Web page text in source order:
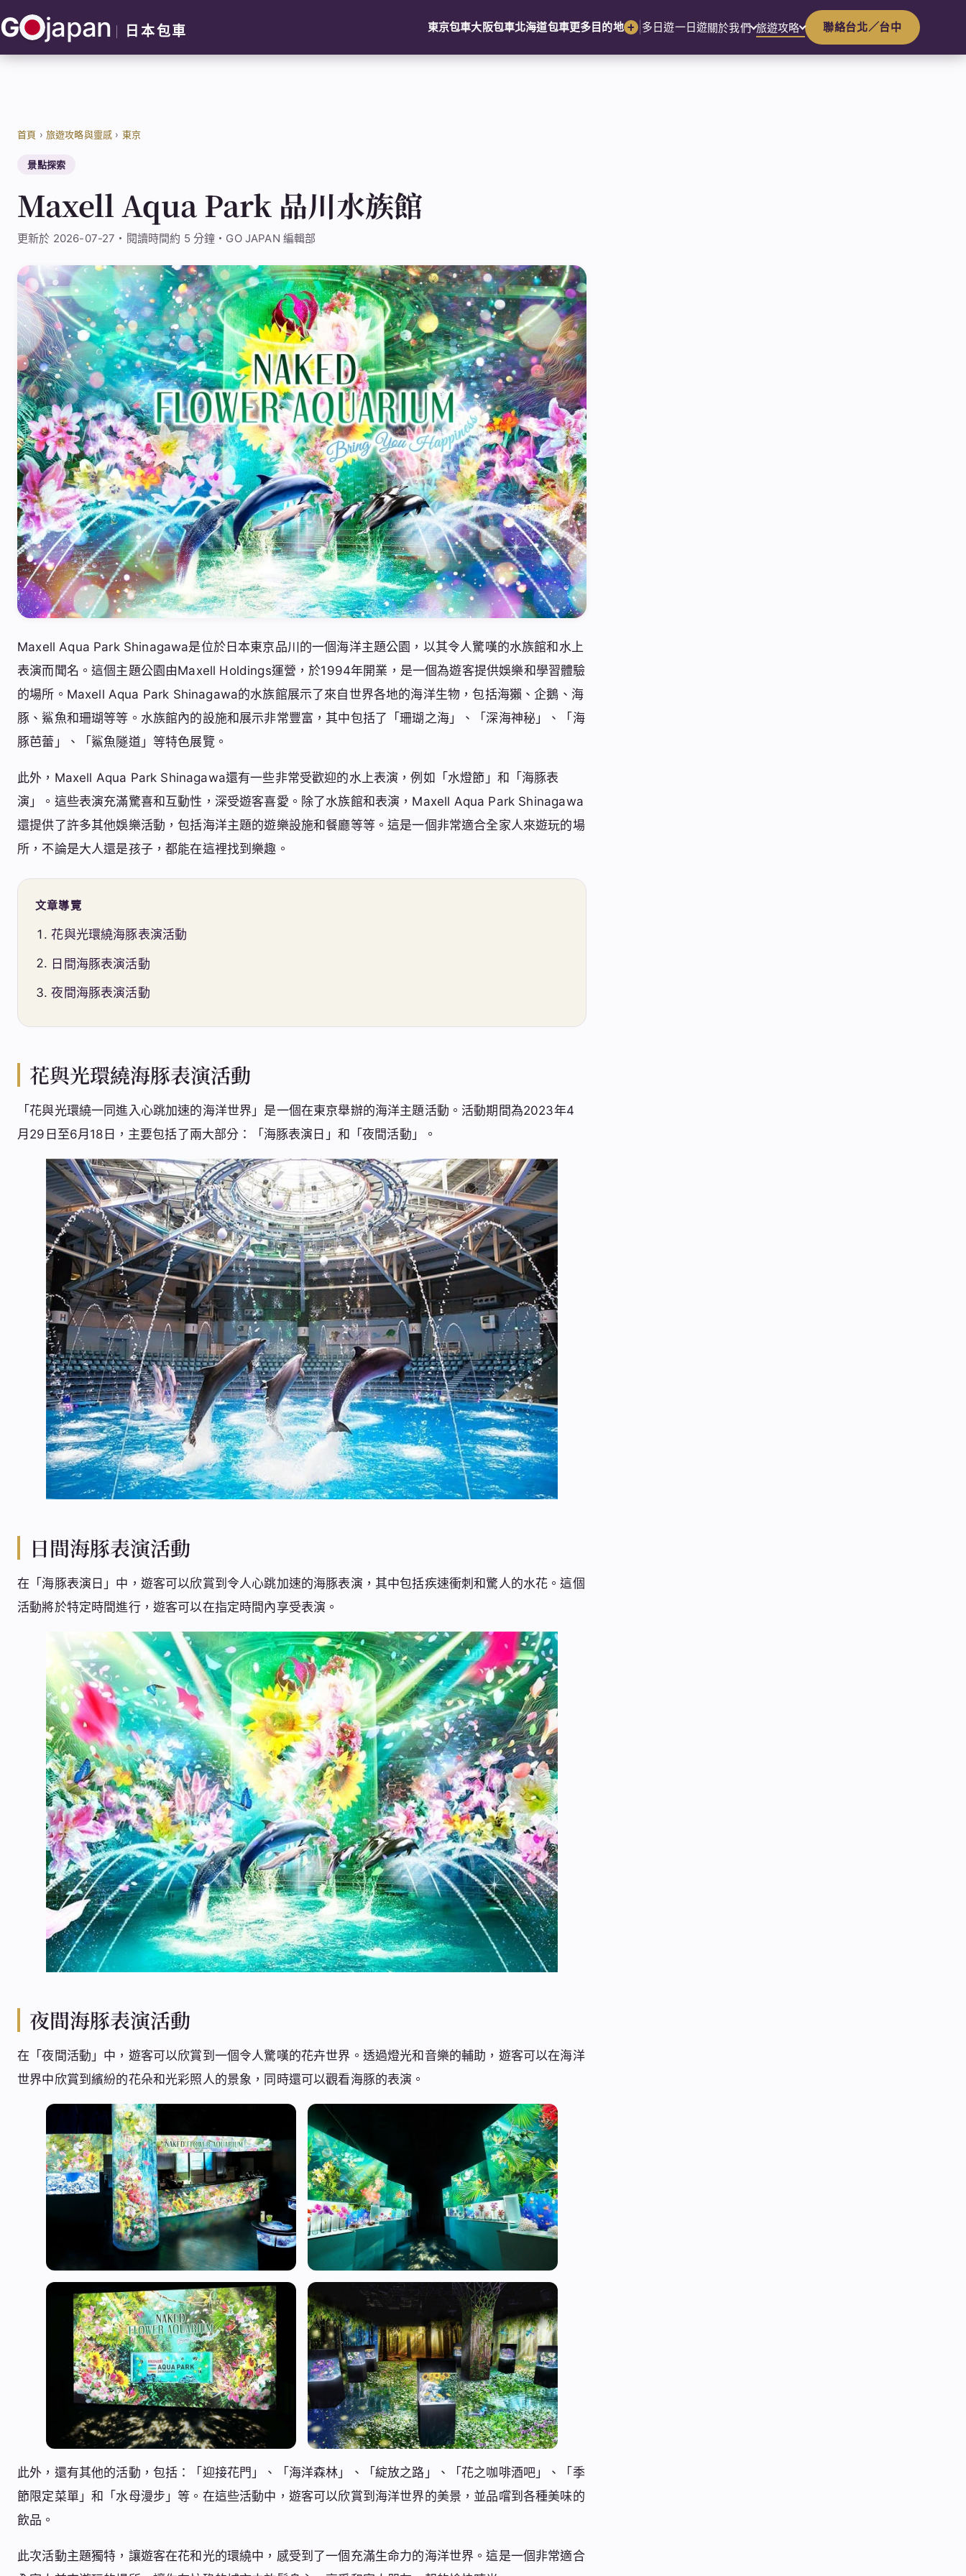
至
主
G japan 日本包車 東京包車大阪包車北海道包車更多目的地 | 多日遊一日遊關於我們 旅遊攻略 聯絡台北／台中
首頁 › 旅遊攻略與靈感 › 東京
景點探索
Maxell Aqua Park 品川水族館
更新於 2026-07-27・閱讀時間約 5 分鐘・GO JAPAN 編輯部
Maxell Aqua Park Shinagawa是位於日本東京品川的一個海洋主題公園，以其令人驚嘆的水族館和水上
表演而聞名。這個主題公園由Maxell Holdings運營，於1994年開業，是一個為遊客提供娛樂和學習體驗
的場所。Maxell Aqua Park Shinagawa的水族館展示了來自世界各地的海洋生物，包括海獺、企鵝、海
豚、鯊魚和珊瑚等等。水族館內的設施和展示非常豐富，其中包括了「珊瑚之海」、「深海神秘」、「海
豚芭蕾」、「鯊魚隧道」等特色展覽。
此外，Maxell Aqua Park Shinagawa還有一些非常受歡迎的水上表演，例如「水燈節」和「海豚表
演」。這些表演充滿驚喜和互動性，深受遊客喜愛。除了水族館和表演，Maxell Aqua Park Shinagawa
還提供了許多其他娛樂活動，包括海洋主題的遊樂設施和餐廳等等。這是一個非常適合全家人來遊玩的場
所，不論是大人還是孩子，都能在這裡找到樂趣。
文章導覽
花與光環繞海豚表演活動
日間海豚表演活動
夜間海豚表演活動
花與光環繞海豚表演活動
「花與光環繞一同進入心跳加速的海洋世界」是一個在東京舉辦的海洋主題活動。活動期間為2023年4
月29日至6月18日，主要包括了兩大部分：「海豚表演日」和「夜間活動」。
日間海豚表演活動
在「海豚表演日」中，遊客可以欣賞到令人心跳加速的海豚表演，其中包括疾速衝刺和驚人的水花。這個
活動將於特定時間進行，遊客可以在指定時間內享受表演。
夜間海豚表演活動
在「夜間活動」中，遊客可以欣賞到一個令人驚嘆的花卉世界。透過燈光和音樂的輔助，遊客可以在海洋
世界中欣賞到繽紛的花朵和光彩照人的景象，同時還可以觀看海豚的表演。
此外，還有其他的活動，包括：「迎接花門」、「海洋森林」、「綻放之路」、「花之咖啡酒吧」、「季
節限定菜單」和「水母漫步」等。在這些活動中，遊客可以欣賞到海洋世界的美景，並品嚐到各種美味的
飲品。
此次活動主題獨特，讓遊客在花和光的環繞中，感受到了一個充滿生命力的海洋世界。這是一個非常適合